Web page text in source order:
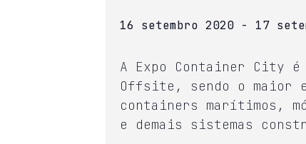
16 setembro 2020 - 17
A Expo Container City é
Offsite, sendo o maior
containers marítimos,
e demais sistemas